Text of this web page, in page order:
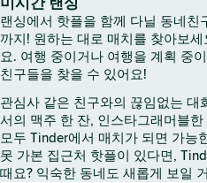
랜싱에서 핫플을 함께 다닐 동네친
까지! 원하는 대로 매치를 찾아보
요. 여행 중이거나 여행을 계획 중
친구들을 찾을 수 있어요!
관심사 같은 친구와의 끊임없는 대
서의 맥주 한 잔, 인스타그래머블
모두 Tinder에서 매치가 되면 가능
못 가본 집근처 핫플이 있다면,
때요? 익숙한 동네도 새롭게 보일